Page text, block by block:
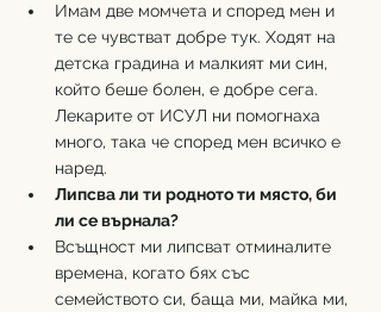
Имам две момчета и според мен и
те се чувстват добре тук. Ходят на
детска градина и малкият ми син,
който беше болен, е добре сега.
Лекарите от ИСУЛ ни помогнаха
много, така че според мен всичко е
наред.
Липсва ли ти родното ти място, би
ли се върнала?
Всъщност ми липсват отминалите
времена, когато бях със
семейството си, баща ми, майка ми,